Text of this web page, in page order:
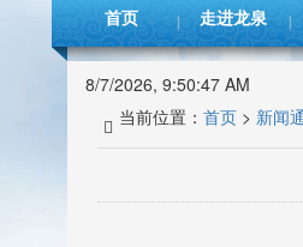
首页 走进龙泉
8/7/2026, 9:50:48 AM
当前位置： 首页 > 新闻